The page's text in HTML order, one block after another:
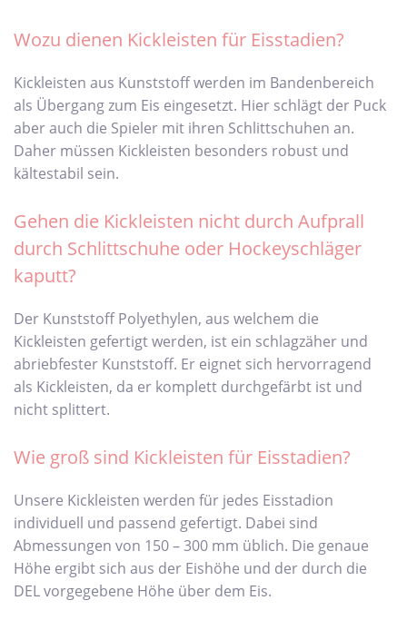
Wozu dienen Kickleisten für Eisstadien?
Kickleisten aus Kunststoff werden im Bandenbereich
als Übergang zum Eis eingesetzt. Hier schlägt der Puck
aber auch die Spieler mit ihren Schlittschuhen an.
Daher müssen Kickleisten besonders robust und
kältestabil sein.
Gehen die Kickleisten nicht durch Aufprall
durch Schlittschuhe oder Hockeyschläger
kaputt?
Der Kunststoff Polyethylen, aus welchem die
Kickleisten gefertigt werden, ist ein schlagzäher und
abriebfester Kunststoff. Er eignet sich hervorragend
als Kickleisten, da er komplett durchgefärbt ist und
nicht splittert.
Wie groß sind Kickleisten für Eisstadien?
Unsere Kickleisten werden für jedes Eisstadion
individuell und passend gefertigt. Dabei sind
Abmessungen von 150 – 300 mm üblich. Die genaue
Höhe ergibt sich aus der Eishöhe und der durch die
DEL vorgegebene Höhe über dem Eis.